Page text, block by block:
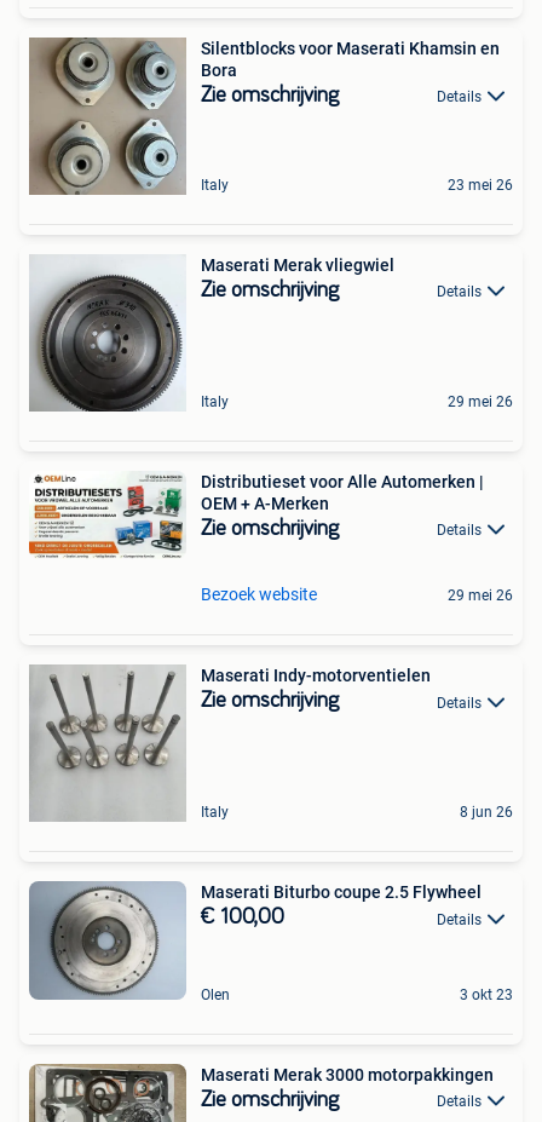
Silentblocks voor Maserati Khamsin en
Bora
Zie omschrijving Details
Italy 23 mei 26
Maserati Merak vliegwiel
Zie omschrijving Details
Italy 29 mei 26
Distributieset voor Alle Automerken |
OEM + A-Merken
Zie omschrijving Details
Bezoek website 29 mei 26
Maserati Indy-motorventielen
Zie omschrijving Details
Italy 8 jun 26
Maserati Biturbo coupe 2.5 Flywheel
€ 100,00 Details
Olen 3 okt 23
Maserati Merak 3000 motorpakkingen
Zie omschrijving Details